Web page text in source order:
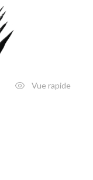
Vue rapide